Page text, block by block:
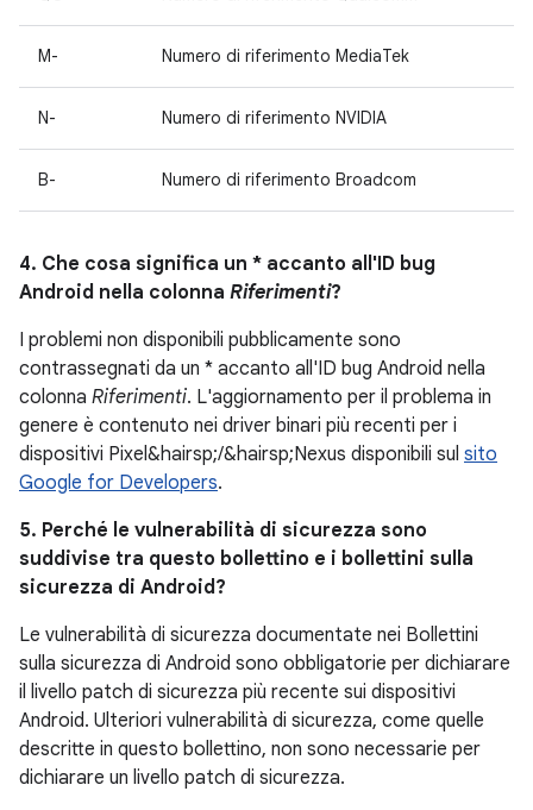
M- Numero di riferimento MediaTek
N- Numero di riferimento NVIDIA
B- Numero di riferimento Broadcom
4. Che cosa significa un * accanto all'ID bug
Android nella colonna Riferimenti?
I problemi non disponibili pubblicamente sono
contrassegnati da un * accanto all'ID bug Android nella
colonna Riferimenti. L'aggiornamento per il problema in
genere è contenuto nei driver binari più recenti per i
dispositivi Pixel&hairsp;/&hairsp;Nexus disponibili sul sito
Google for Developers.
5. Perché le vulnerabilità di sicurezza sono
suddivise tra questo bollettino e i bollettini sulla
sicurezza di Android?
Le vulnerabilità di sicurezza documentate nei Bollettini
sulla sicurezza di Android sono obbligatorie per dichiarare
il livello patch di sicurezza più recente sui dispositivi
Android. Ulteriori vulnerabilità di sicurezza, come quelle
descritte in questo bollettino, non sono necessarie per
dichiarare un livello patch di sicurezza.